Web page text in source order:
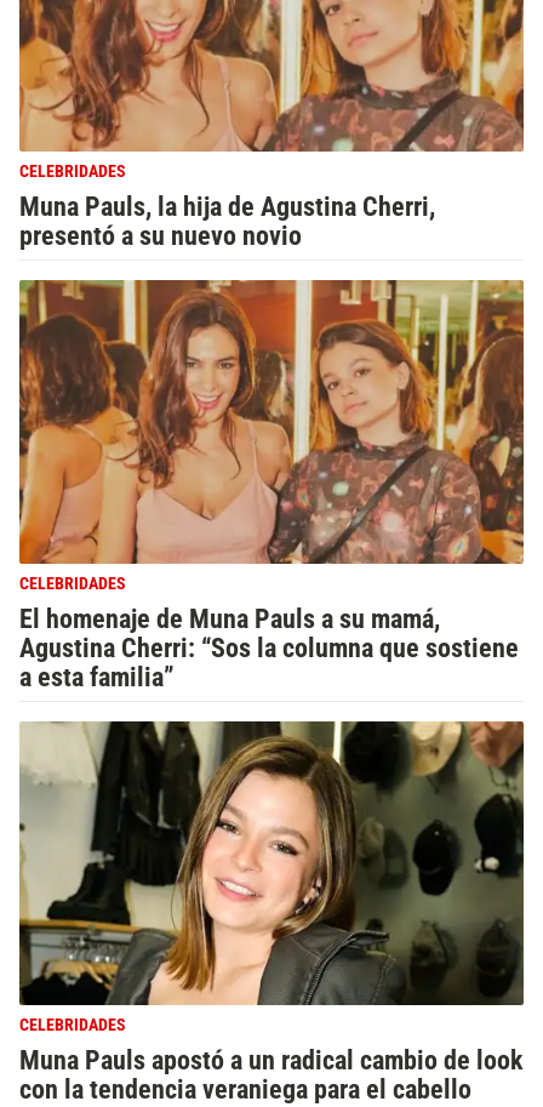
CELEBRIDADES
Muna Pauls, la hija de Agustina Cherri,
presentó a su nuevo novio
CELEBRIDADES
El homenaje de Muna Pauls a su mamá,
Agustina Cherri: “Sos la columna que sostiene
a esta familia”
CELEBRIDADES
Muna Pauls apostó a un radical cambio de look
con la tendencia veraniega para el cabello